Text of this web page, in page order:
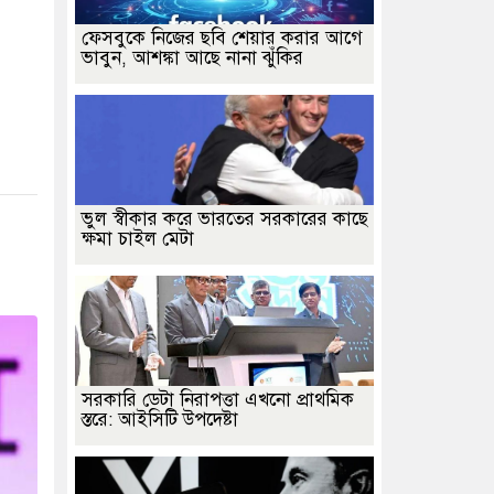
ফেসবুকে নিজের ছবি শেয়ার করার আগে
ভাবুন, আশঙ্কা আছে নানা ঝুঁকির
ভুল স্বীকার করে ভারতের সরকারের কাছে
ক্ষমা চাইল মেটা
সরকারি ডেটা নিরাপত্তা এখনো প্রাথমিক
স্তরে: আইসিটি উপদেষ্টা